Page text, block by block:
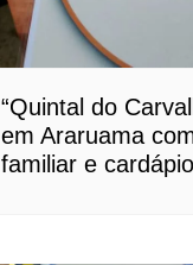
“Quintal do
em Araruama
familiar e